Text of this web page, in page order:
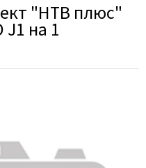
"НТВ плюс"
J1 на 1